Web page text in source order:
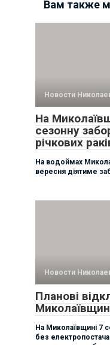
Вам также
Новости
На
сезонну
річкових
На водоймах
вересня діятиме
Новости
Планові
На Миколаївщині 7
без